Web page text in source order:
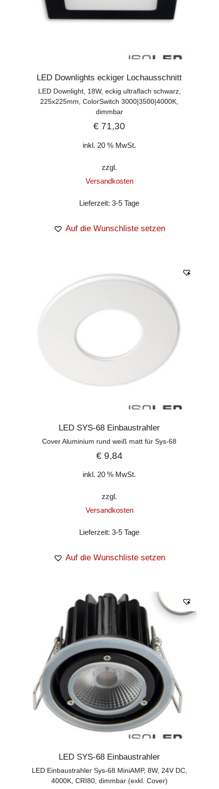
LED Downlights eckiger Lochausschnitt
LED Downlight, 18W, eckig ultraflach schwarz,
225x225mm, ColorSwitch 3000|3500|4000K,
dimmbar
€ 71,30
inkl. 20 % MwSt.
zzgl.
Versandkosten
Lieferzeit:3-5 Tage
Auf die Wunschliste setzen
LED SYS-68 Einbaustrahler
Cover Aluminium rund weiß matt für Sys-68
€9,84
inkl. 20 % MwSt.
zzgl.
Versandkosten
Lieferzeit:3-5 Tage
Auf die Wunschliste setzen
LED SYS-68 Einbaustrahler
LED Einbaustrahler Sys-68 MiniAMP, 8W, 24V DC,
4000K, CRI80, dimmbar (exkl. Cover)